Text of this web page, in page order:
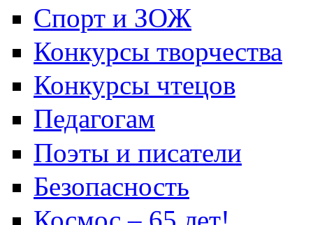
Спорт и ЗОЖ
Конкурсы творчества
Конкурсы чтецов
Педагогам
Поэты и писатели
Безопасность